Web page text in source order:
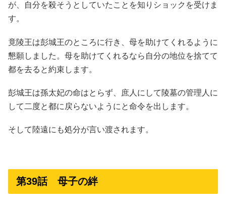
が、自分を殺そうとしていたことを知りショックを受けま
す。
竟陵王は彭城王のところに行き、母を助けてくれるように
懇願しました。母を助けてくれるなら自分の地位を捨てて
都を去ると約束します。
彭城王は孫太妃の命はとらず、庶人にして陵墓の管理人に
して二度と都に戻らないようにと命令を出します。
そして陸遠にも処分が言い渡されます。
第39話 母子の絆